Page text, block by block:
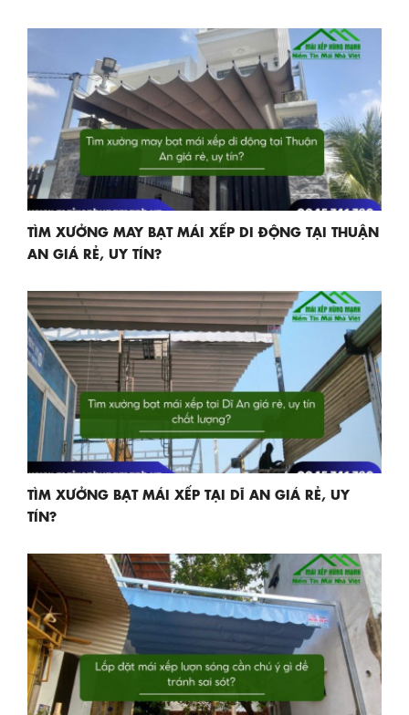
TÌM XƯỞNG MAY BẠT MÁI XẾP DI ĐỘNG TẠI THUẬN
AN GIÁ RẺ, UY TÍN?
TÌM XƯỞNG BẠT MÁI XẾP TẠI DĨ AN GIÁ RẺ, UY
TÍN?